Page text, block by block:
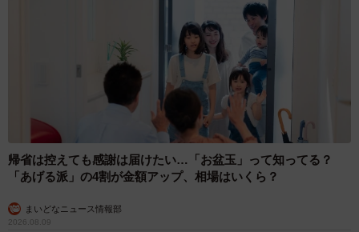
人間味ある魅力にあふれる横綱ちゃん
帰省は控えても感謝は届けたい…「お盆玉」って知ってる？
「あげる派」の4割が金額アップ、相場はいくら？
まいどなニュース情報部
2026.08.09